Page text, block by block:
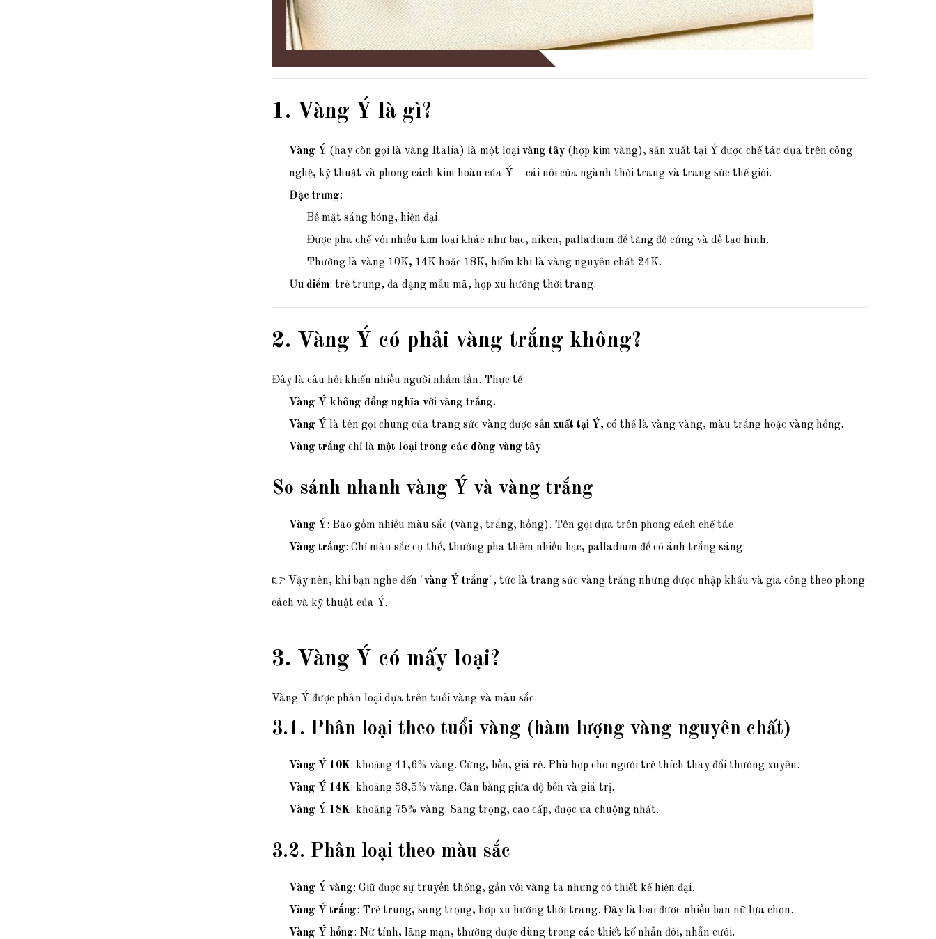
1. Vàng Ý là gì?
Vàng Ý (hay còn gọi là vàng Italia) là một loại vàng tây(hợp kim vàng), sản xuất tại Ý được chế tác dựa trên công
nghệ, kỹ thuật và phong cách kim hoàn của Ý – cái nôi của ngành thời trang và trang sức thế giới.
Đặc trưng:
Bề mặt sáng bóng, hiện đại.
Được pha chế với nhiều kim loại khác như bạc, niken, palladium để tăng độ cứng và dễ tạo hình.
Thường là vàng 10K, 14K hoặc 18K, hiếm khi là vàng nguyên chất 24K.
Ưu điểm: trẻ trung, đa dạng mẫu mã, hợp xu hướng thời trang.
2. Vàng Ý có phải vàng trắng không?
Đây là câu hỏi khiến nhiều người nhầm lẫn. Thực tế:
Vàng Ý không đồng nghĩa với vàng trắng.
Vàng Ý là tên gọi chung của trang sức vàng được sản xuất tại Ý, có thể là vàng vàng, màu trắng hoặc vàng hồng.
Vàng trắng chỉ là một loại trong các dòng vàng tây.
So sánh nhanh vàng Ý và vàng trắng
Vàng Ý: Bao gồm nhiều màu sắc (vàng, trắng, hồng). Tên gọi dựa trên phong cách chế tác.
Vàng trắng: Chỉ màu sắc cụ thể, thường pha thêm nhiều bạc, palladium để có ánh trắng sáng.
👉 Vậy nên, khi bạn nghe đến "vàng Ý trắng", tức là trang sức vàng trắng nhưng được nhập khẩu và gia công theo phong
cách và kỹ thuật của Ý.
3. Vàng Ý có mấy loại?
Vàng Ý được phân loại dựa trên tuổi vàng và màu sắc:
3.1. Phân loại theo tuổi vàng (hàm lượng vàng nguyên chất)
Vàng Ý 10K: khoảng 41,6% vàng. Cứng, bền, giá rẻ. Phù hợp cho người trẻ thích thay đổi thường xuyên.
Vàng Ý 14K: khoảng 58,5% vàng. Cân bằng giữa độ bền và giá trị.
Vàng Ý 18K: khoảng 75% vàng. Sang trọng, cao cấp, được ưa chuộng nhất.
3.2. Phân loại theo màu sắc
Vàng Ý vàng: Giữ được sự truyền thống, gần với vàng ta nhưng có thiết kế hiện đại.
Vàng Ý trắng: Trẻ trung, sang trọng, hợp xu hướng thời trang. Đây là loại được nhiều bạn nữ lựa chọn.
Vàng Ý hồng: Nữ tính, lãng mạn, thường được dùng trong các thiết kế nhẫn đôi, nhẫn cưới.